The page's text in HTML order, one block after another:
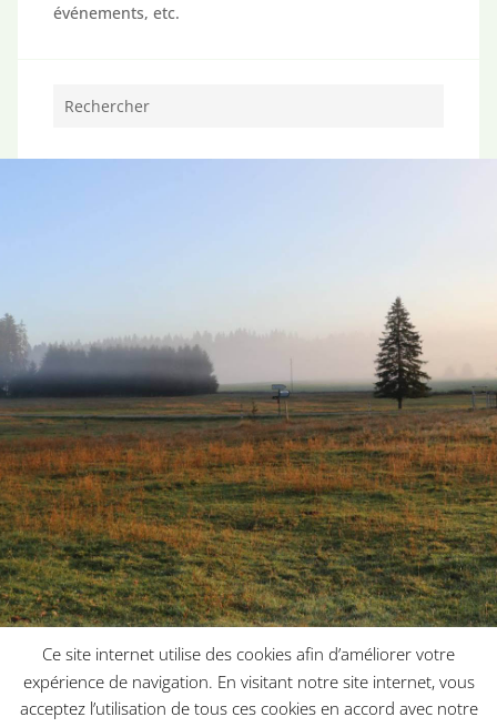
événements, etc.
Copyright 2019 © Ferme d'Evrasse
Ce site internet utilise des cookies afin d’améliorer votre
expérience de navigation. En visitant notre site internet, vous
acceptez l’utilisation de tous ces cookies en accord avec notre